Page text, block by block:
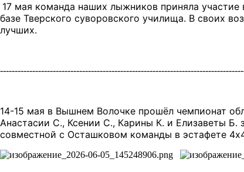
17 мая команда наших лыжников приняла
базе Тверского суворовского училища. В своих
лучших.
14-15 мая в Вышнем Волочке прошёл чемпионат
Анастасии С., Ксении С., Карины К. и Елизаветы
совместной с Осташковом команды в эстафете